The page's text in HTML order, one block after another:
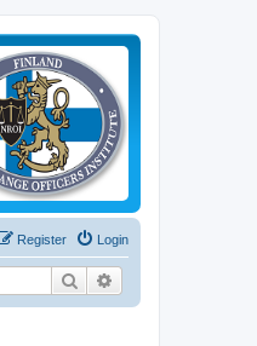
Login
Register
Search